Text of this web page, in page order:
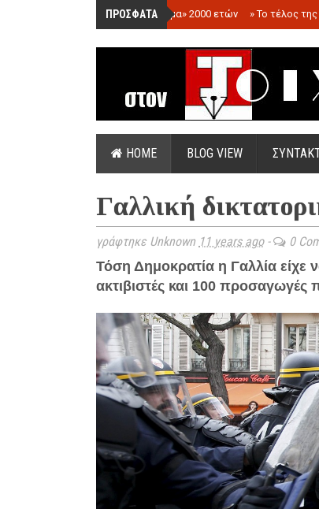
ΠΡΟΣΦΑΤΑ
»«Ολόγραμμα» 2000 ετών »Το τέλος
HOME BLOG VIEW
Γαλλική
γράφτηκε Unknown 11 years ago- 0
Τόση Δημοκρατία η Γαλλία είχε
ακτιβιστές και 100 προσαγωγές